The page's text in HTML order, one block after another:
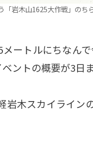
「岩木山1625大作戦」のち
ートルにちなん
ベントの概要が3日
岩木スカイライン